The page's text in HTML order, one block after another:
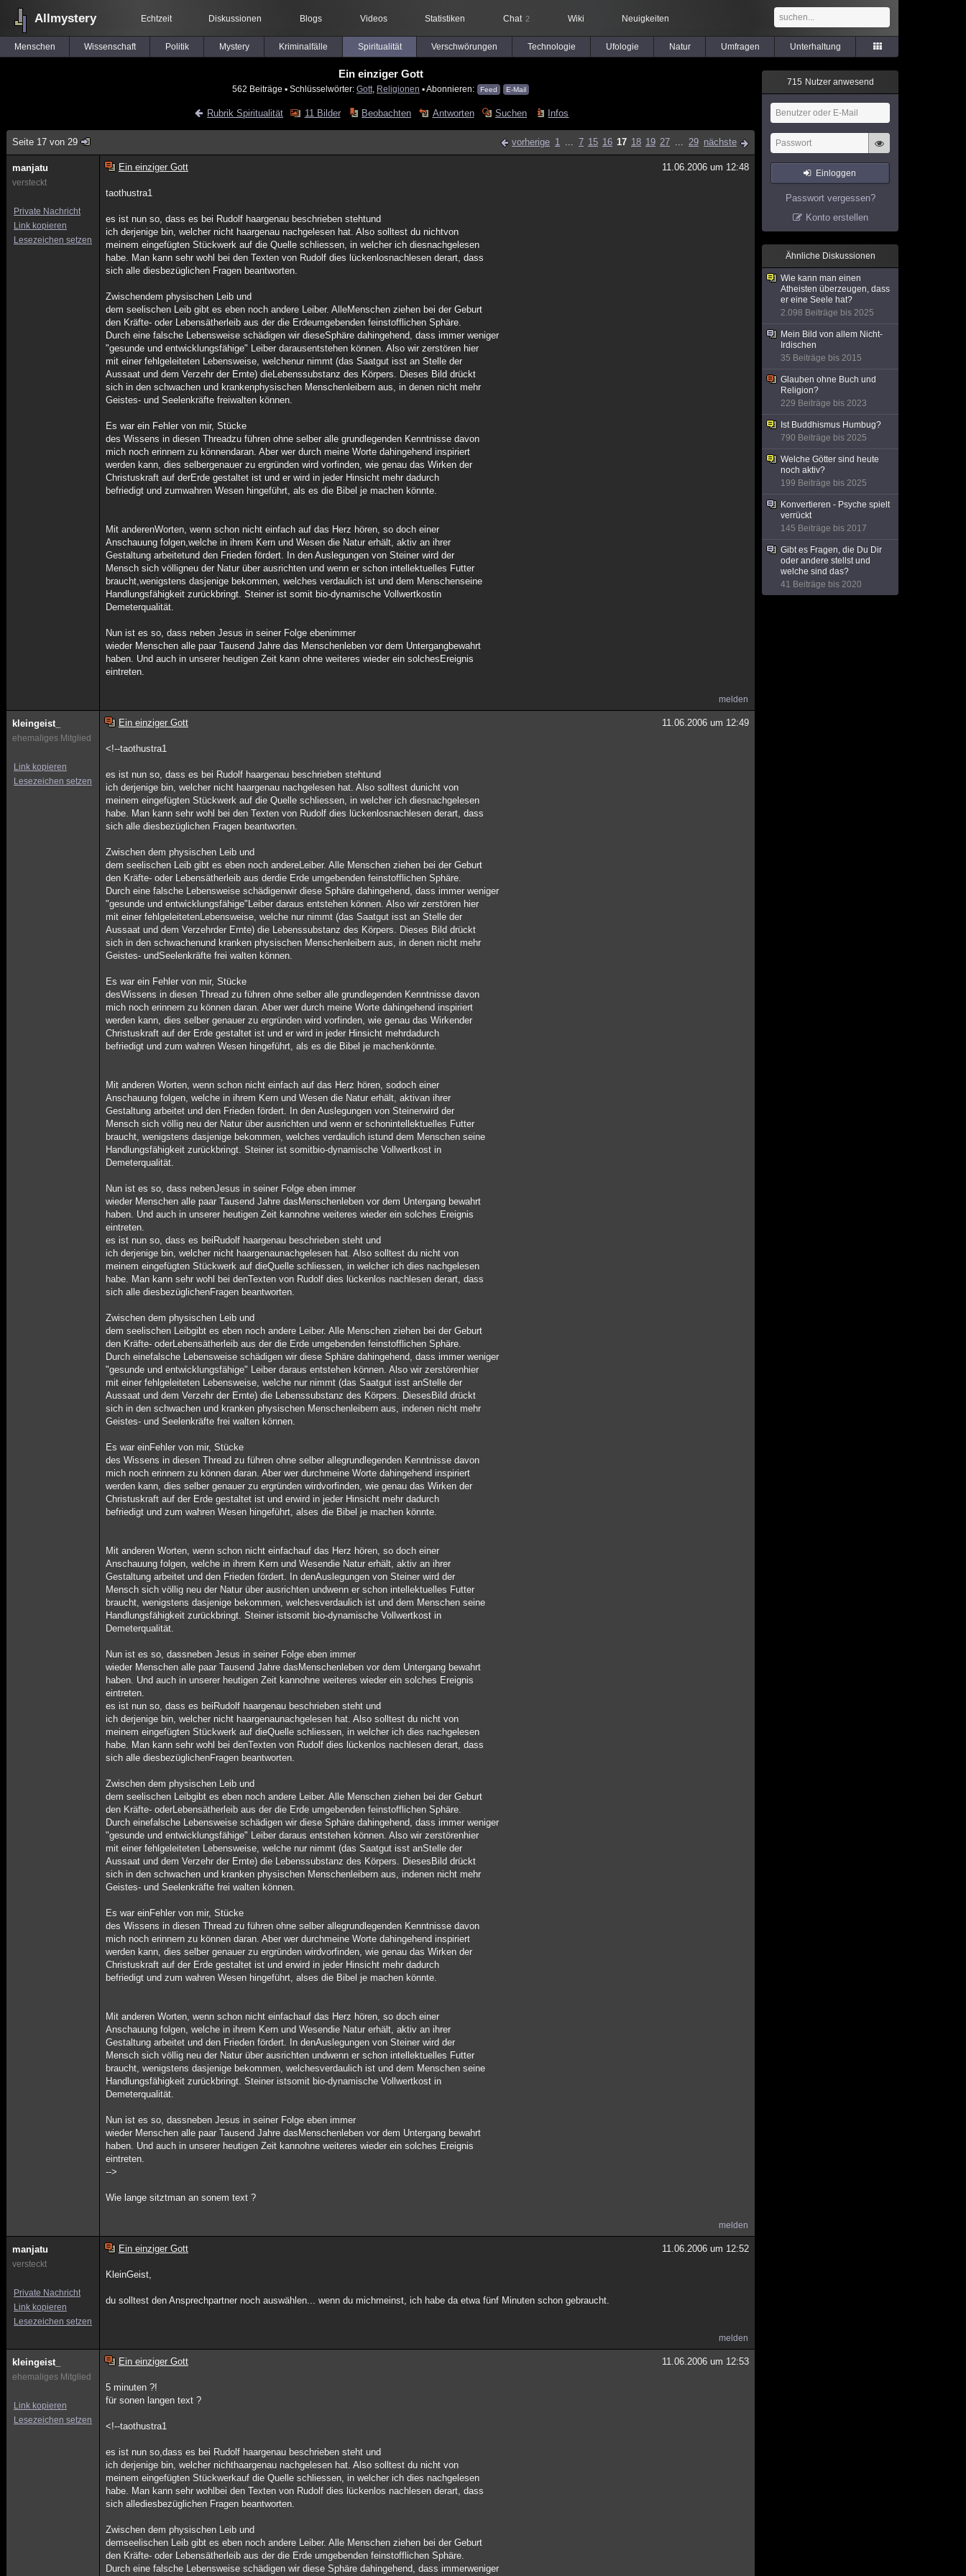
Allmystery Echtzeit Diskussionen Blogs Videos Statistiken Chat 2 Wiki Neuigkeiten
Menschen Wissenschaft Politik Mystery Kriminalfälle Spiritualität Verschwörungen Technologie Ufologie Natur Umfragen Unterhaltung
Ein einziger Gott
562 Beiträge ▪ Schlüsselwörter: Gott Religionen ▪ Abonnieren: Feed E-Mail
Rubrik Spiritualität 11 Bilder Beobachten Antworten Suchen Infos
Seite 17 von 29 vorherige 1 ... 7 15 16 17 18 19 27 ... 29 nächste
manjatu
versteckt
Private Nachricht
Link kopieren
Lesezeichen setzen
Ein einziger Gott 11.06.2006 um 12:48
taothustra1
es ist nun so, dass es bei Rudolf haargenau beschrieben stehtund
ich derjenige bin, welcher nicht haargenau nachgelesen hat. Also solltest du nichtvon
meinem eingefügten Stückwerk auf die Quelle schliessen, in welcher ich diesnachgelesen
habe. Man kann sehr wohl bei den Texten von Rudolf dies lückenlosnachlesen derart, dass
sich alle diesbezüglichen Fragen beantworten.
Zwischendem physischen Leib und
dem seelischen Leib gibt es eben noch andere Leiber. AlleMenschen ziehen bei der Geburt
den Kräfte- oder Lebensätherleib aus der die Erdeumgebenden feinstofflichen Sphäre.
Durch eine falsche Lebensweise schädigen wir dieseSphäre dahingehend, dass immer weniger
"gesunde und entwicklungsfähige" Leiber darausentstehen können. Also wir zerstören hier
mit einer fehlgeleiteten Lebensweise, welchenur nimmt (das Saatgut isst an Stelle der
Aussaat und dem Verzehr der Ernte) dieLebenssubstanz des Körpers. Dieses Bild drückt
sich in den schwachen und krankenphysischen Menschenleibern aus, in denen nicht mehr
Geistes- und Seelenkräfte freiwalten können.
Es war ein Fehler von mir, Stücke
des Wissens in diesen Threadzu führen ohne selber alle grundlegenden Kenntnisse davon
mich noch erinnern zu könnendaran. Aber wer durch meine Worte dahingehend inspiriert
werden kann, dies selbergenauer zu ergründen wird vorfinden, wie genau das Wirken der
Christuskraft auf derErde gestaltet ist und er wird in jeder Hinsicht mehr dadurch
befriedigt und zumwahren Wesen hingeführt, als es die Bibel je machen könnte.
Mit anderenWorten, wenn schon nicht einfach auf das Herz hören, so doch einer
Anschauung folgen,welche in ihrem Kern und Wesen die Natur erhält, aktiv an ihrer
Gestaltung arbeitetund den Frieden fördert. In den Auslegungen von Steiner wird der
Mensch sich völligneu der Natur über ausrichten und wenn er schon intellektuelles Futter
braucht,wenigstens dasjenige bekommen, welches verdaulich ist und dem Menschenseine
Handlungsfähigkeit zurückbringt. Steiner ist somit bio-dynamische Vollwertkostin
Demeterqualität.
Nun ist es so, dass neben Jesus in seiner Folge ebenimmer
wieder Menschen alle paar Tausend Jahre das Menschenleben vor dem Untergangbewahrt
haben. Und auch in unserer heutigen Zeit kann ohne weiteres wieder ein solchesEreignis
eintreten.
melden
kleingeist_
ehemaliges Mitglied
Link kopieren
Lesezeichen setzen
Ein einziger Gott 11.06.2006 um 12:49
<!--taothustra1
es ist nun so, dass es bei Rudolf haargenau beschrieben stehtund
ich derjenige bin, welcher nicht haargenau nachgelesen hat. Also solltest dunicht von
meinem eingefügten Stückwerk auf die Quelle schliessen, in welcher ich diesnachgelesen
habe. Man kann sehr wohl bei den Texten von Rudolf dies lückenlosnachlesen derart, dass
sich alle diesbezüglichen Fragen beantworten.
Zwischen dem physischen Leib und
dem seelischen Leib gibt es eben noch andereLeiber. Alle Menschen ziehen bei der Geburt
den Kräfte- oder Lebensätherleib aus derdie Erde umgebenden feinstofflichen Sphäre.
Durch eine falsche Lebensweise schädigenwir diese Sphäre dahingehend, dass immer weniger
"gesunde und entwicklungsfähige"Leiber daraus entstehen können. Also wir zerstören hier
mit einer fehlgeleitetenLebensweise, welche nur nimmt (das Saatgut isst an Stelle der
Aussaat und dem Verzehrder Ernte) die Lebenssubstanz des Körpers. Dieses Bild drückt
sich in den schwachenund kranken physischen Menschenleibern aus, in denen nicht mehr
Geistes- undSeelenkräfte frei walten können.
Es war ein Fehler von mir, Stücke
desWissens in diesen Thread zu führen ohne selber alle grundlegenden Kenntnisse davon
mich noch erinnern zu können daran. Aber wer durch meine Worte dahingehend inspiriert
werden kann, dies selber genauer zu ergründen wird vorfinden, wie genau das Wirkender
Christuskraft auf der Erde gestaltet ist und er wird in jeder Hinsicht mehrdadurch
befriedigt und zum wahren Wesen hingeführt, als es die Bibel je machenkönnte.
Mit anderen Worten, wenn schon nicht einfach auf das Herz hören, sodoch einer
Anschauung folgen, welche in ihrem Kern und Wesen die Natur erhält, aktivan ihrer
Gestaltung arbeitet und den Frieden fördert. In den Auslegungen von Steinerwird der
Mensch sich völlig neu der Natur über ausrichten und wenn er schonintellektuelles Futter
braucht, wenigstens dasjenige bekommen, welches verdaulich istund dem Menschen seine
Handlungsfähigkeit zurückbringt. Steiner ist somitbio-dynamische Vollwertkost in
Demeterqualität.
Nun ist es so, dass nebenJesus in seiner Folge eben immer
wieder Menschen alle paar Tausend Jahre dasMenschenleben vor dem Untergang bewahrt
haben. Und auch in unserer heutigen Zeit kannohne weiteres wieder ein solches Ereignis
eintreten.
es ist nun so, dass es beiRudolf haargenau beschrieben steht und
ich derjenige bin, welcher nicht haargenaunachgelesen hat. Also solltest du nicht von
meinem eingefügten Stückwerk auf dieQuelle schliessen, in welcher ich dies nachgelesen
habe. Man kann sehr wohl bei denTexten von Rudolf dies lückenlos nachlesen derart, dass
sich alle diesbezüglichenFragen beantworten.
Zwischen dem physischen Leib und
dem seelischen Leibgibt es eben noch andere Leiber. Alle Menschen ziehen bei der Geburt
den Kräfte- oderLebensätherleib aus der die Erde umgebenden feinstofflichen Sphäre.
Durch einefalsche Lebensweise schädigen wir diese Sphäre dahingehend, dass immer weniger
"gesunde und entwicklungsfähige" Leiber daraus entstehen können. Also wir zerstörenhier
mit einer fehlgeleiteten Lebensweise, welche nur nimmt (das Saatgut isst anStelle der
Aussaat und dem Verzehr der Ernte) die Lebenssubstanz des Körpers. DiesesBild drückt
sich in den schwachen und kranken physischen Menschenleibern aus, indenen nicht mehr
Geistes- und Seelenkräfte frei walten können.
Es war einFehler von mir, Stücke
des Wissens in diesen Thread zu führen ohne selber allegrundlegenden Kenntnisse davon
mich noch erinnern zu können daran. Aber wer durchmeine Worte dahingehend inspiriert
werden kann, dies selber genauer zu ergründen wirdvorfinden, wie genau das Wirken der
Christuskraft auf der Erde gestaltet ist und erwird in jeder Hinsicht mehr dadurch
befriedigt und zum wahren Wesen hingeführt, alses die Bibel je machen könnte.
Mit anderen Worten, wenn schon nicht einfachauf das Herz hören, so doch einer
Anschauung folgen, welche in ihrem Kern und Wesendie Natur erhält, aktiv an ihrer
Gestaltung arbeitet und den Frieden fördert. In denAuslegungen von Steiner wird der
Mensch sich völlig neu der Natur über ausrichten undwenn er schon intellektuelles Futter
braucht, wenigstens dasjenige bekommen, welchesverdaulich ist und dem Menschen seine
Handlungsfähigkeit zurückbringt. Steiner istsomit bio-dynamische Vollwertkost in
Demeterqualität.
Nun ist es so, dassneben Jesus in seiner Folge eben immer
wieder Menschen alle paar Tausend Jahre dasMenschenleben vor dem Untergang bewahrt
haben. Und auch in unserer heutigen Zeit kannohne weiteres wieder ein solches Ereignis
eintreten.
es ist nun so, dass es beiRudolf haargenau beschrieben steht und
ich derjenige bin, welcher nicht haargenaunachgelesen hat. Also solltest du nicht von
meinem eingefügten Stückwerk auf dieQuelle schliessen, in welcher ich dies nachgelesen
habe. Man kann sehr wohl bei denTexten von Rudolf dies lückenlos nachlesen derart, dass
sich alle diesbezüglichenFragen beantworten.
Zwischen dem physischen Leib und
dem seelischen Leibgibt es eben noch andere Leiber. Alle Menschen ziehen bei der Geburt
den Kräfte- oderLebensätherleib aus der die Erde umgebenden feinstofflichen Sphäre.
Durch einefalsche Lebensweise schädigen wir diese Sphäre dahingehend, dass immer weniger
"gesunde und entwicklungsfähige" Leiber daraus entstehen können. Also wir zerstörenhier
mit einer fehlgeleiteten Lebensweise, welche nur nimmt (das Saatgut isst anStelle der
Aussaat und dem Verzehr der Ernte) die Lebenssubstanz des Körpers. DiesesBild drückt
sich in den schwachen und kranken physischen Menschenleibern aus, indenen nicht mehr
Geistes- und Seelenkräfte frei walten können.
Es war einFehler von mir, Stücke
des Wissens in diesen Thread zu führen ohne selber allegrundlegenden Kenntnisse davon
mich noch erinnern zu können daran. Aber wer durchmeine Worte dahingehend inspiriert
werden kann, dies selber genauer zu ergründen wirdvorfinden, wie genau das Wirken der
Christuskraft auf der Erde gestaltet ist und erwird in jeder Hinsicht mehr dadurch
befriedigt und zum wahren Wesen hingeführt, alses die Bibel je machen könnte.
Mit anderen Worten, wenn schon nicht einfachauf das Herz hören, so doch einer
Anschauung folgen, welche in ihrem Kern und Wesendie Natur erhält, aktiv an ihrer
Gestaltung arbeitet und den Frieden fördert. In denAuslegungen von Steiner wird der
Mensch sich völlig neu der Natur über ausrichten undwenn er schon intellektuelles Futter
braucht, wenigstens dasjenige bekommen, welchesverdaulich ist und dem Menschen seine
Handlungsfähigkeit zurückbringt. Steiner istsomit bio-dynamische Vollwertkost in
Demeterqualität.
Nun ist es so, dassneben Jesus in seiner Folge eben immer
wieder Menschen alle paar Tausend Jahre dasMenschenleben vor dem Untergang bewahrt
haben. Und auch in unserer heutigen Zeit kannohne weiteres wieder ein solches Ereignis
eintreten.
-->
Wie lange sitztman an sonem text ?
melden
manjatu
versteckt
Private Nachricht
Link kopieren
Lesezeichen setzen
Ein einziger Gott 11.06.2006 um 12:52
KleinGeist,
du solltest den Ansprechpartner noch auswählen... wenn du michmeinst, ich habe da etwa fünf Minuten schon gebraucht.
melden
kleingeist_
ehemaliges Mitglied
Link kopieren
Lesezeichen setzen
Ein einziger Gott 11.06.2006 um 12:53
5 minuten ?!
für sonen langen text ?
<!--taothustra1
es ist nun so,dass es bei Rudolf haargenau beschrieben steht und
ich derjenige bin, welcher nichthaargenau nachgelesen hat. Also solltest du nicht von
meinem eingefügten Stückwerkauf die Quelle schliessen, in welcher ich dies nachgelesen
habe. Man kann sehr wohlbei den Texten von Rudolf dies lückenlos nachlesen derart, dass
sich allediesbezüglichen Fragen beantworten.
Zwischen dem physischen Leib und
demseelischen Leib gibt es eben noch andere Leiber. Alle Menschen ziehen bei der Geburt
den Kräfte- oder Lebensätherleib aus der die Erde umgebenden feinstofflichen Sphäre.
Durch eine falsche Lebensweise schädigen wir diese Sphäre dahingehend, dass immerweniger
715 Nutzer anwesend
Einloggen
Passwort vergessen?
Konto erstellen
Ähnliche Diskussionen
Wie kann man einen
Atheisten überzeugen, dass
er eine Seele hat?
2.098 Beiträge bis 2025
Mein Bild von allem Nicht-
Irdischen
35 Beiträge bis 2015
Glauben ohne Buch und
Religion?
229 Beiträge bis 2023
Ist Buddhismus Humbug?
790 Beiträge bis 2025
Welche Götter sind heute
noch aktiv?
199 Beiträge bis 2025
Konvertieren - Psyche spielt
verrückt
145 Beiträge bis 2017
Gibt es Fragen, die Du Dir
oder andere stellst und
welche sind das?
41 Beiträge bis 2020